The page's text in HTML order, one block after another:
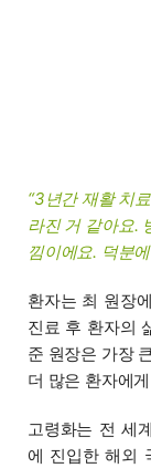
“3년간 재활 치
라진 거 같아요.
낌이에요. 덕분
환자는 최 원장
진료 후 환자의
준 원장은 가장
더 많은 환자에
고령화는 전 세
에 진입한 해외